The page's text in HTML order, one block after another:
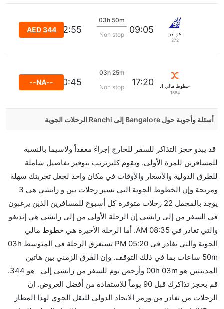
غو اير
272
09:05
03h 50m
Non stop
12:55
AED 344
خطوط مالي الجوية
1584
17:20
03h 25m
Non stop
20:45
--NA--
أسئلة وأجوبة حول Bangalore إلى Ranchi الرحلات الجوية
مباشرة من إلىرانشي مما تستغرقه الخطوط الجوية
الأخرى؟
نعم. توفر كل من GO FIRST أسرع رحلات الطيران على
هذا الطريق،
هل توفر شركات الطيران مساحة إضافية للنوم؟
كثير من خطوط طيران درجة رجال الأعمال توفر مساحة
إضافية للنوم.
هل يمكنني حمل طعامي الخاص؟
نعم، يمكنك حمل طعامك الخاص، و لكن يجب أن يكون معبئا
بشكل جيد.
هل سيقدم لي الكحول على متن رحلة من إلى رانشي؟
قد يبدو حجز التذاكر للسفر للخارج إجراءً معقداً ولاسيما بالنسبة
للمسافرين للمرة الأولى. ويقوم كليرتريب بتوفير تفاصيل شاملة
للطرق الدولية والأسعار والأوقات في مكان واحد لجعل تجربتك سهلة
ومريحة وإن الخطوط الجوية التي تسير رحلات بين و رانشي هي 3
يوجد بالمجمل 22 رحلات متوفرة كل أسبوع للمسافرين الذين يرغبون
في السفر من إلى رانشي إن الرحلة الأولى من إلى رانشي هي إنديغو
والتي تغادر في 08:35 AM. أما الرحلة الأخيرة هي خطوط مالي
الجوية والتي تغادر في 05:20 PM تستغرق الرحلة في المتوسط 03h
50m ساعات بما في ذلك التوقف. وإن الفرق الزمني بين هاتين
المدينتين هو 00h 03m وأرخص يوم للسفر من رانشي إلى هو 344.
قم بحجز تذاكرك قبل 90 يوماً للاستفادة من أفضل العروض. إن
الرحلات من تغادر من ورمز الاتحاد الدولي للنقل الجوي لهذا المطار